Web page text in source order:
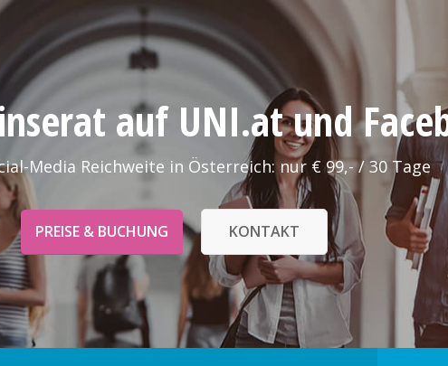
auf UNI.at und
Media Reichweite in Österreich: nur € 99,- / 30 Tage
PREISE & BUCHUNG KONTAKT